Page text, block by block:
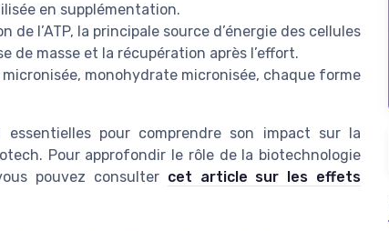
en supplémentation.
de l’ATP, la principale source d’énergie des cellules
de masse et la récupération après l’effort.
monohydrate micronisée, chaque forme
pour comprendre son impact sur la
Pour approfondir le rôle de la biotechnologie
pouvez consulter cet article sur les effets